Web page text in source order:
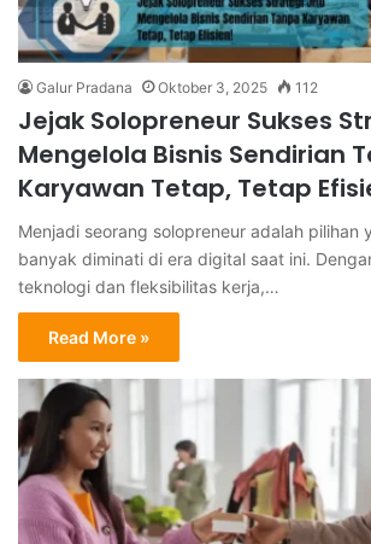
Galur Pradana Oktober 3, 2025 112
Jejak Solopreneur Sukses
Mengelola Bisnis Sendirian
Karyawan Tetap, Tetap
Menjadi seorang solopreneur adalah pilihan
banyak diminati di era digital saat ini.
teknologi dan fleksibilitas kerja,…
Read More »